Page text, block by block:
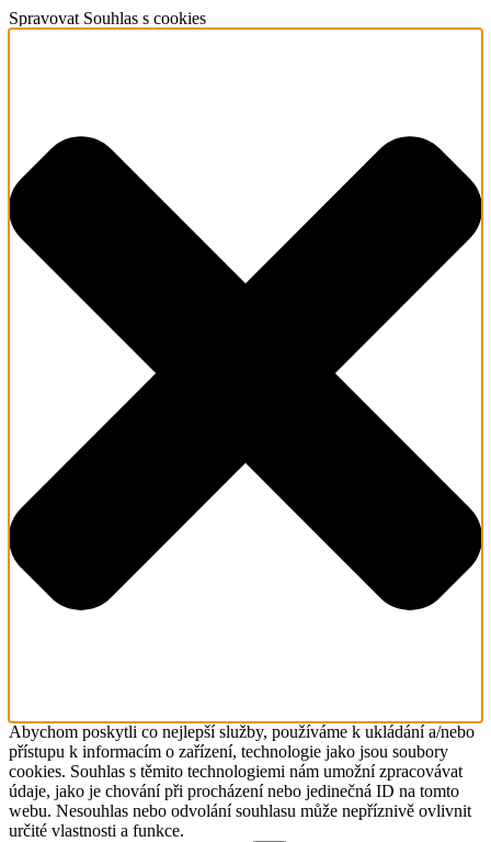
Spravovat Souhlas s cookies
Abychom poskytli co nejlepší služby, používáme k ukládání a/nebo
přístupu k informacím o zařízení, technologie jako jsou soubory
cookies. Souhlas s těmito technologiemi nám umožní zpracovávat
údaje, jako je chování při procházení nebo jedinečná ID na tomto
webu. Nesouhlas nebo odvolání souhlasu může nepříznivě ovlivnit
určité vlastnosti a funkce.